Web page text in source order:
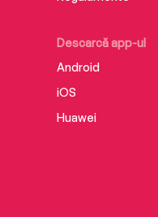
11-9
Descarcă app-ul
Android
iOS
Huawei